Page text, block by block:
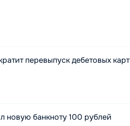
перевыпуск дебетовых карт
новую банкноту 100 рублей